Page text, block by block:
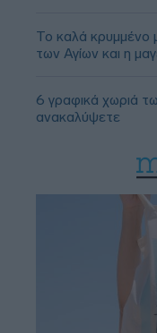
Το καλά κρυμμένο
των Αγίων και η
6 γραφικά χωριά
ανακαλύψετε